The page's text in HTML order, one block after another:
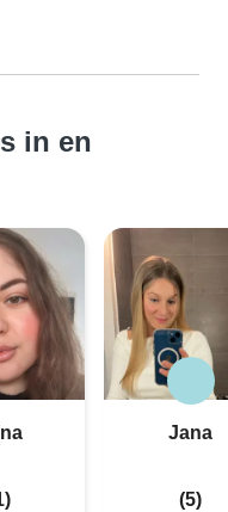
in en
Jana
(5)